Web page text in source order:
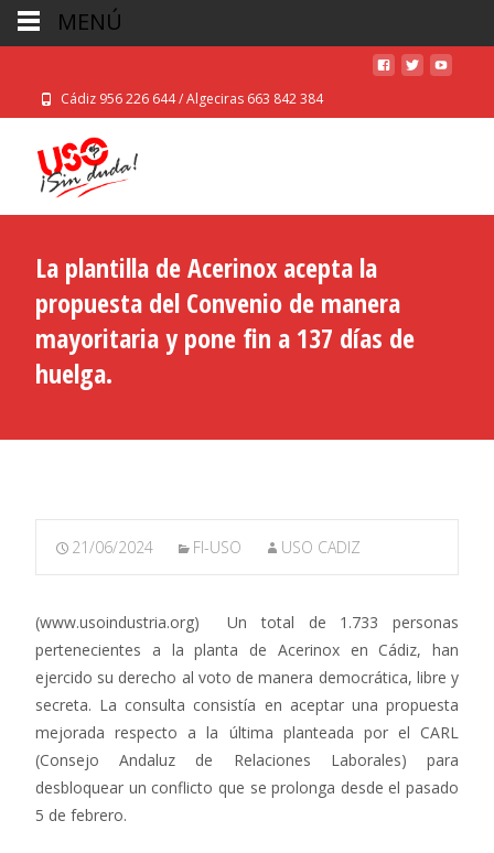
Cádiz 956 226 644 / Algeciras 663 842 384
La plantilla de Acerinox acepta la
propuesta del Convenio de manera
mayoritaria y pone fin a 137 días de
huelga.
21/06/2024 FI-USO USO CADIZ
(www.usoindustria.org) Un total de 1.733 personas
pertenecientes a la planta de Acerinox en Cádiz, han
ejercido su derecho al voto de manera democrática, libre y
secreta. La consulta consistía en aceptar una propuesta
mejorada respecto a la última planteada por el CARL
(Consejo Andaluz de Relaciones Laborales) para
desbloquear un conflicto que se prolonga desde el pasado
5 de febrero.
MENÚ